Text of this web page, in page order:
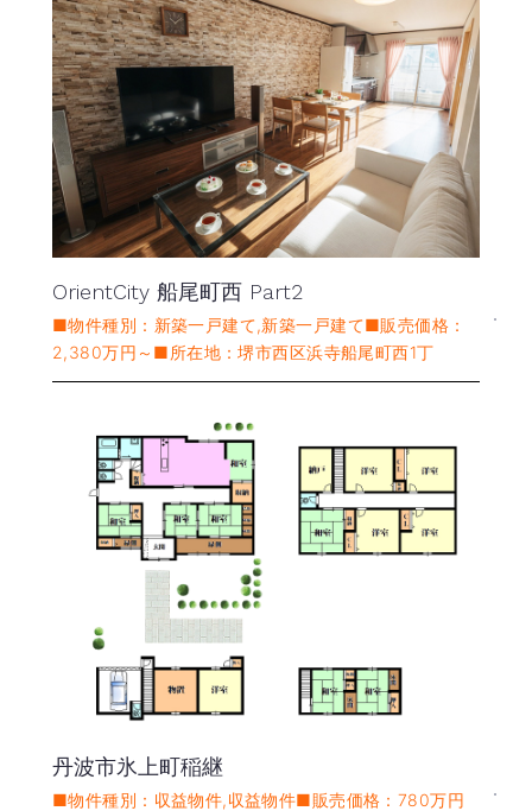
OrientCity 船尾町西 Part2
■物件種別：新築一戸建て,新築一戸建て■販売価格：
2,380万円～■所在地：堺市西区浜寺船尾町西1丁
丹波市氷上町稲継
■物件種別：収益物件,収益物件■販売価格：780万円